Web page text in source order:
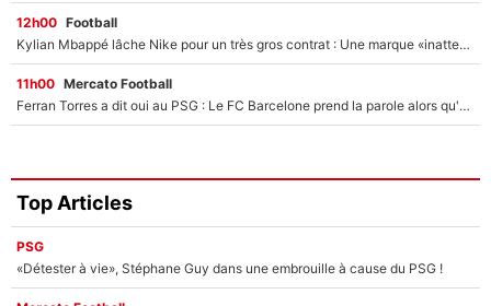
12h00 Football
Kylian Mbappé lâche Nike pour un très gros contrat : Une marque «inattendue» va frapper très fort
11h00 Mercato Football
Ferran Torres a dit oui au PSG : Le FC Barcelone prend la parole alors qu'un transfert de l'attaquant espagnol prend forme
Top Articles
PSG
«Détester à vie», Stéphane Guy dans une embrouille à cause du PSG !